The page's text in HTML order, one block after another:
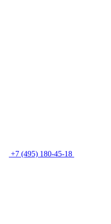
+7 (495) 180-45-18